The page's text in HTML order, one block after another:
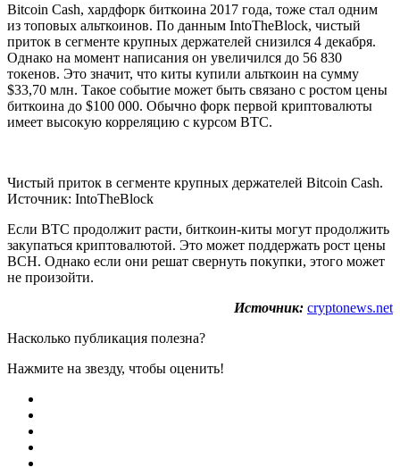
Bitcoin Cash, хардфорк биткоина 2017 года, тоже стал одним
из топовых альткоинов. По данным IntoTheBlock, чистый
приток в сегменте крупных держателей снизился 4 декабря.
Однако на момент написания он увеличился до 56 830
токенов. Это значит, что киты купили альткоин на сумму
$33,70 млн. Такое событие может быть связано с ростом цены
биткоина до $100 000. Обычно форк первой криптовалюты
имеет высокую корреляцию с курсом BTC.
Чистый приток в сегменте крупных держателей Bitcoin Cash.
Источник: IntoTheBlock
Если BTC продолжит расти, биткоин-киты могут продолжить
закупаться криптовалютой. Это может поддержать рост цены
BCH. Однако если они решат свернуть покупки, этого может
не произойти.
Источник: cryptonews.net
Насколько публикация полезна?
Нажмите на звезду, чтобы оценить!